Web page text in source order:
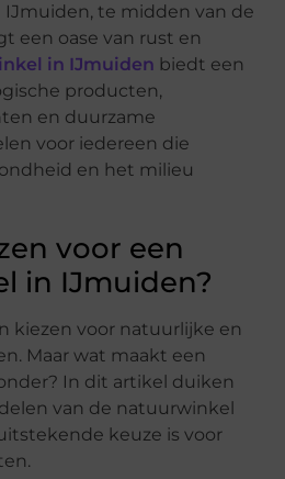
IJmuiden, te midden van de
een oase van rust en
in IJmuiden biedt een
producten,
en duurzame
voor iedereen die
en het milieu
voor een
in IJmuiden?
kiezen voor natuurlijke en
Maar wat maakt een
In dit artikel duiken
van de natuurwinkel
keuze is voor